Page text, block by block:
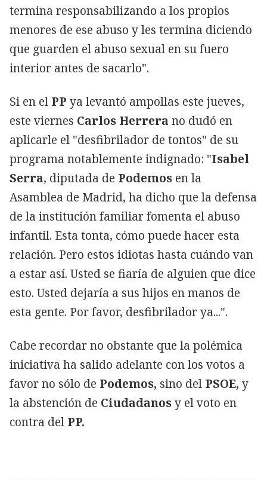
termina responsabilizando a los propios
menores de ese abuso y les termina diciendo
que guarden el abuso sexual en su fuero
interior antes de sacarlo".
Si en el PP ya levantó ampollas este jueves,
este viernes Carlos Herrera no dudó en
aplicarle el "desfibrilador de tontos" de su
programa notablemente indignado: "Isabel
Serra, diputada de Podemos en la
Asamblea de Madrid, ha dicho que la defensa
de la institución familiar fomenta el abuso
infantil. Esta tonta, cómo puede hacer esta
relación. Pero estos idiotas hasta cuándo van
a estar así. Usted se fiaría de alguien que dice
esto. Usted dejaría a sus hijos en manos de
esta gente. Por favor, desfibrilador ya...".
Cabe recordar no obstante que la polémica
iniciativa ha salido adelante con los votos a
favor no sólo de Podemos, sino del PSOE, y
la abstención de Ciudadanosy el voto en
contra del PP.